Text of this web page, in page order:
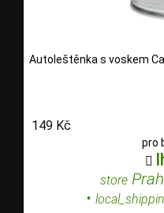
Autoleštěnka s voskem
149 Kč
pro

store
•